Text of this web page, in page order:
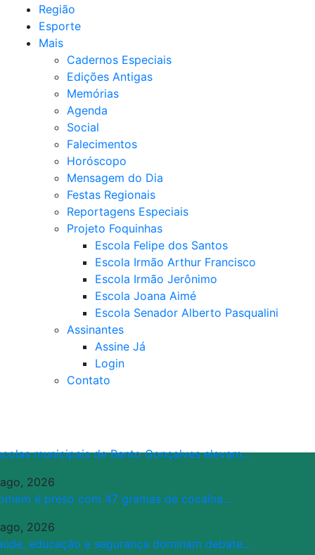
Região
Esporte
Mais
Cadernos Especiais
Edições Antigas
Memórias
Agenda
Social
Falecimentos
Horóscopo
Mensagem do Dia
Festas Regionais
Reportagens Especiais
Projeto Foquinhas
Escola Felipe dos Santos
Escola Irmão Arthur Francisco
Escola Irmão Jerônimo
Escola Joana Aimé
Escola Senador Alberto Pasqualini
Assinantes
Assine Já
Login
Contato
municipais de Bento Gonçalves elevam…
2026
é preso com 47 gramas de cocaína…
2026
educação e segurança dominam debate…